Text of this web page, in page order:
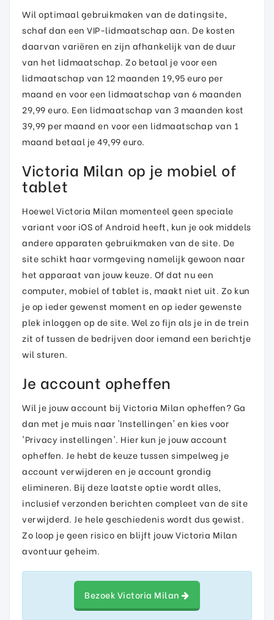
Wil optimaal gebruikmaken van de datingsite,
schaf dan een VIP-lidmaatschap aan. De kosten
daarvan variëren en zijn afhankelijk van de duur
van het lidmaatschap. Zo betaal je voor een
lidmaatschap van 12 maanden 19,95 euro per
maand en voor een lidmaatschap van 6 maanden
29,99 euro. Een lidmaatschap van 3 maanden kost
39,99 per maand en voor een lidmaatschap van 1
maand betaal je 49,99 euro.
Victoria Milan op je mobiel of
tablet
Hoewel Victoria Milan momenteel geen speciale
variant voor iOS of Android heeft, kun je ook middels
andere apparaten gebruikmaken van de site. De
site schikt haar vormgeving namelijk gewoon naar
het apparaat van jouw keuze. Of dat nu een
computer, mobiel of tablet is, maakt niet uit. Zo kun
je op ieder gewenst moment en op ieder gewenste
plek inloggen op de site. Wel zo fijn als je in de trein
zit of tussen de bedrijven door iemand een berichtje
wil sturen.
Je account opheffen
Wil je jouw account bij Victoria Milan opheffen? Ga
dan met je muis naar 'Instellingen' en kies voor
'Privacy instellingen'. Hier kun je jouw account
opheffen. Je hebt de keuze tussen simpelweg je
account verwijderen en je account grondig
elimineren. Bij deze laatste optie wordt alles,
inclusief verzonden berichten compleet van de site
verwijderd. Je hele geschiedenis wordt dus gewist.
Zo loop je geen risico en blijft jouw Victoria Milan
avontuur geheim.
Bezoek Victoria Milan